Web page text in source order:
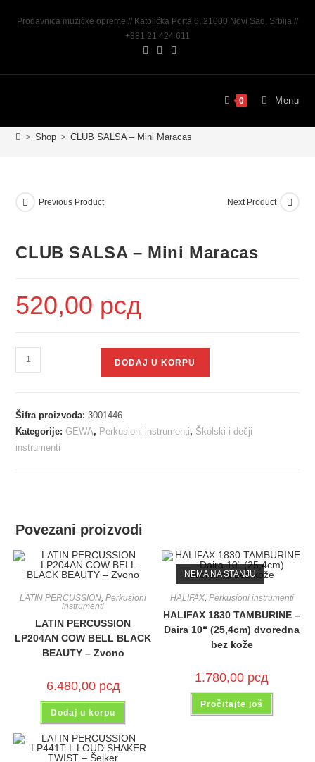
Prodavnica muzičke opreme // Katolička Porta 6, 21000 Novi Sad, Srbija //
+381 21 424 611
0 Menu
> Shop > CLUB SALSA – Mini Maracas
Previous Product Next Product
CLUB SALSA – Mini Maracas
520,00 рсд
DODAJ U KORPU
Šifra proizvoda:3001446
Kategorije:GEWA, Perkusioni instrumenti, Školski i dečji
instrumenti
Povezani proizvodi
LATIN PERCUSSION ,Perkusioni
instrumenti
LATIN PERCUSSION
LP204AN COW BELL BLACK
BEAUTY – Zvono
6.480,00 рсд
Dodaj u korpu
NEMA NA STANJU
HALIFAX, Perkusioni instrumenti
HALIFAX 1830 TAMBURINE –
Daira 10“ (25,4cm) dvoredna
bez kože
1.780,00 рсд
Pročitajte još